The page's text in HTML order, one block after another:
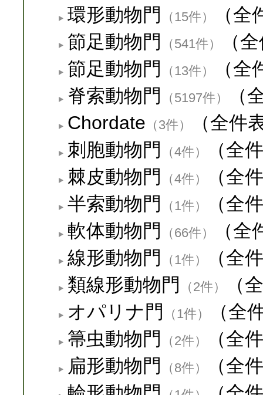
環形動物門 （15件）
（
節足動物門
（541件）
（
節足動物門
（13件）
（
脊索動物門
（5197件）
（
Chordate （3件）
（全件
刺胞動物門
（4件）
（全
棘皮動物門
（4件）
（全
半索動物門
（1件）
（全
軟体動物門
（66件）
（
線形動物門
（1件）
（全
類線形動物門
（2件）
（
オパリナ門
（1件）
（全
箒虫動物門
（2件）
（全
扁形動物門
（8件）
（全